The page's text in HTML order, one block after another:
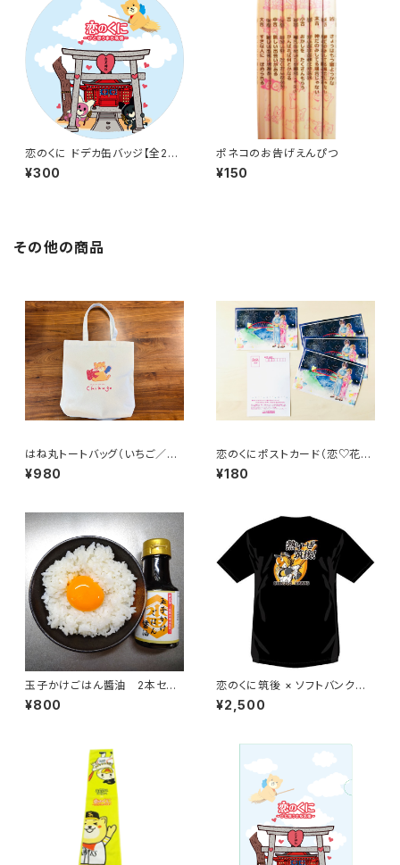
恋のくに ドデカ缶バッジ【全2種
類】（57mm）
¥300
ポネコのお告げえんぴつ
¥150
その他の商品
はね丸トートバッグ（いちご／に
ゃんちむデザイン）
¥980
恋のくにポストカード（恋♡花
火）
¥180
玉子かけごはん醬油 2本セット
【ミズタ醤油味噌醸造元】
¥800
恋のくに筑後 × ソフトバンクホ
ークスコラボ 熱いぜ筑後 Ｔシャ
ツ (黒･紺･白)
¥2,500